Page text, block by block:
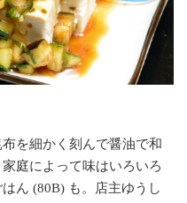
を細かく刻んで醤油で和
庭によって味はいろいろ
ん (80B) も。店主ゆうし